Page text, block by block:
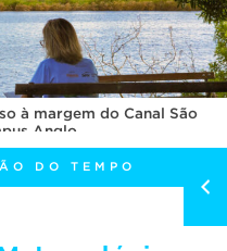
à margem do Canal São
Anglo
DO TEMPO